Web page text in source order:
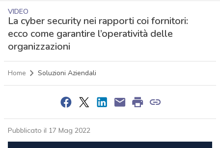
VIDEO
La cyber security nei rapporti coi fornitori:
ecco come garantire l’operatività delle
organizzazioni
Home Soluzioni Aziendali
Pubblicato il 17 Mag 2022